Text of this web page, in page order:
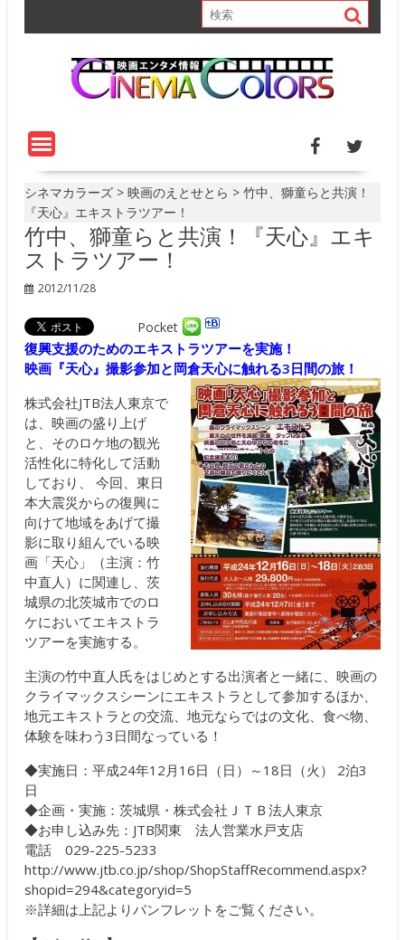
シネマカラーズ >映画のえとせとら >竹中、獅童らと共演！
『天心』エキストラツアー！
竹中、獅童らと共演！『天心』エキ
ストラツアー！
2012/11/28
Pocket
復興支援のためのエキストラツアーを実施！
映画『天心』撮影参加と岡倉天心に触れる3日間の旅 ！
株式会社JTB法人東京で
は、映画の盛り上げ
と、そのロケ地の観光
活性化に特化して活動
しており、 今回、東日
本大震災からの復興に
向けて地域をあげて撮
影に取り組んでいる映
画「天心」（主演：竹
中直人）に関連し、茨
城県の北茨城市でのロ
ケにおいてエキストラ
ツアーを実施する。
主演の竹中直人氏をはじめとする出演者と一緒に、映画の
クライマックスシーンにエキストラとして参加するほか、
地元エキストラとの交流、地元ならではの文化、食べ物、
体験を味わう3日間なっている！
◆実施日：平成24年12月16日（日）～18日（火） 2泊3
日
◆企画・実施：茨城県・株式会社ＪＴＢ法人東京
◆お申し込み先：JTB関東 法人営業水戸支店
電話 029-225-5233
http://www.jtb.co.jp/shop/ShopStaffRecommend.aspx?
shopid=294&categoryid=5
※詳細は上記よりパンフレットをご覧ください。